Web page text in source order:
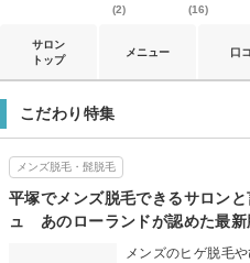
(2)
(16)
サロン
トップ
メニュー 口
こだわり特集
メンズ脱毛・髭脱毛
平塚でメンズ脱毛できるサロン
ュ あのローランドが認めた最新
メンズのヒゲ脱毛